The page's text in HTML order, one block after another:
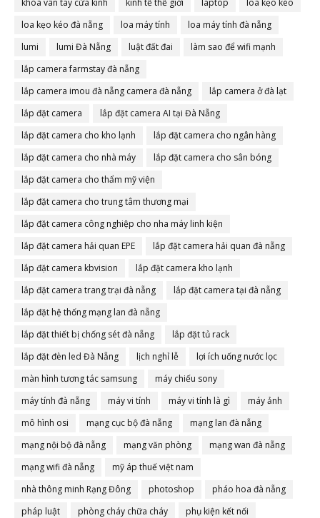
khóa vân tay cửa kính kinh tế thế giới laptop
loa kẹo kéo
loa kẹo kéo đà nẵng
loa máy tính
loa máy tính đà nẵng
lumi
lumi Đà Nẵng luật đất đai
làm sao để wifi mạnh
lắp camera farmstay đà nẵng
lắp camera imou đà nẵng camera đà nẵng
lắp camera ở đà lạt
lắp đặt camera
lắp đặt camera AI tại Đà Nẵng
lắp đặt camera cho kho lạnh
lắp đặt camera cho ngân hàng
lắp đặt camera cho nhà máy
lắp đặt camera cho sân bóng
lắp đặt camera cho thẩm mỹ viện
lắp đặt camera cho trung tâm thương mại
lắp đặt camera công nghiệp cho nha máy linh kiện
lắp đặt camera hải quan EPE
lắp đặt camera hải quan đà nẵng
lắp đặt camera kbvision
lắp đặt camera kho lạnh
lắp đặt camera trang trại đà nẵng
lắp đặt camera tại đà nẵng
lắp đặt hệ thống mạng lan đà nẵng
lắp đặt thiết bị chống sét đà nẵng
lắp đặt tủ rack
lắp đặt đèn led Đà Nẵng
lịch nghỉ lễ
lợi ích uống nước lọc
màn hình tương tác samsung
máy chiếu sony
máy tính đà nẵng
máy vi tính máy vi tính là gì
máy ảnh
mô hình osi
mạng cục bộ đà nẵng
mạng lan đà nẵng
mạng nội bộ đà nẵng
mạng văn phòng
mạng wan đà nẵng
mạng wifi đà nẵng
mỹ áp thuế việt nam
nhà thông minh Rạng Đông
photoshop
pháo hoa đà nẵng
pháp luật
phòng cháy chữa cháy
phụ kiện kết nối